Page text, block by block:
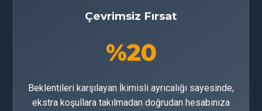
Çevrimsiz Fırsat
%20
Beklentileri karşılayan İkimisli ayrıcalığı sayesinde,
ekstra koşullara takılmadan doğrudan hesabınıza